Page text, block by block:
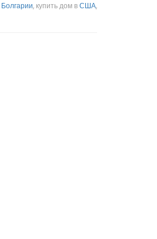
Болгарии, купить дом вСША,